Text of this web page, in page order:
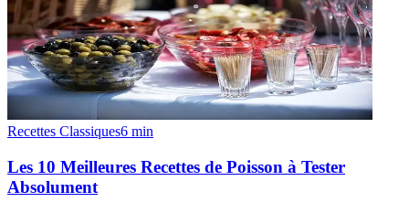
Recettes Classiques6 min
Les 10 Meilleures Recettes de Poisson à Tester
Absolument